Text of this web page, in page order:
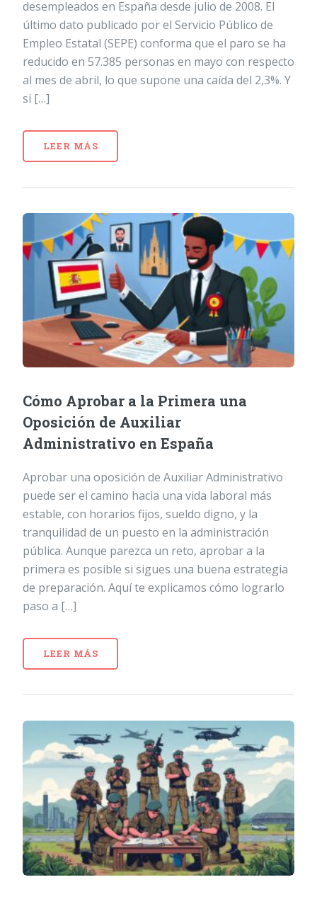
desempleados en España desde julio de 2008. El
último dato publicado por el Servicio Público de
Empleo Estatal (SEPE) conforma que el paro se ha
reducido en 57.385 personas en mayo con respecto
al mes de abril, lo que supone una caída del 2,3%. Y
si […]
LEER MÁS
Cómo Aprobar a la Primera una
Oposición de Auxiliar
Administrativo en España
Aprobar una oposición de Auxiliar Administrativo
puede ser el camino hacia una vida laboral más
estable, con horarios fijos, sueldo digno, y la
tranquilidad de un puesto en la administración
pública. Aunque parezca un reto, aprobar a la
primera es posible si sigues una buena estrategia
de preparación. Aquí te explicamos cómo lograrlo
paso a […]
LEER MÁS